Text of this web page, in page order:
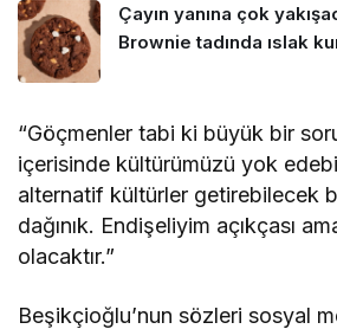
Çayın yanına çok
Brownie tadında ıslak
“Göçmenler tabi ki büyük bir
içerisinde kültürümüzü yok
alternatif kültürler getirebilecek
dağınık. Endişeliyim açıkçası
olacaktır.”
Beşikçioğlu’nun sözleri sosyal